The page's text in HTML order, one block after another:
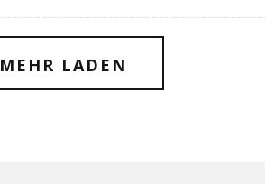
MEHR LADEN